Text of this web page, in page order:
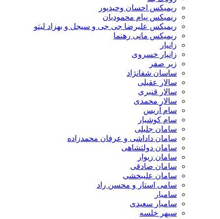
ریمیکس احسان وحیدپور
ریمیکس پیام محمودیان
ریمیکس علیرضا جی جی و سیجل و بهزاد لیتو
ریمیکس مانی رهنما
زانیار
زانیار خسروی
زیر صفر
ساسان شفانژاد
سالار عقیلی
سالار قنبری
سالار محمدی
سام آریس
سام کوشیار
سامان جلیلی
سامان داداشی و عرفان محمدزاده
سامان دولتشاهی
سامان زیوار
سامان صادقی
سامان علیبخشی
سامی استار و محسن راد
سامیار
سامیار سعیدی
سپهر خلسه